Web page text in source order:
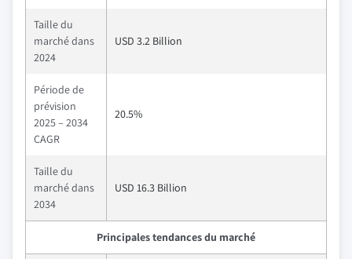
Taille du
marché dans
2024
USD 3.2 Billion
Période de
prévision
2025 – 2034
CAGR
20.5%
Taille du
marché dans
2034
USD 16.3 Billion
Principales tendances du marché